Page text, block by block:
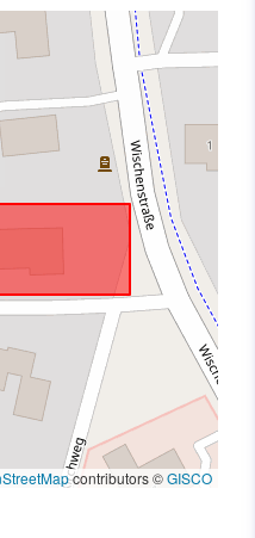
contributors ©GISCO